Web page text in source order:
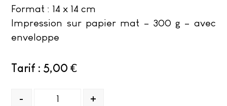
Format : 14 x 14 cm
Impression sur papier mat – 300 g – avec
enveloppe
5,00€
- +